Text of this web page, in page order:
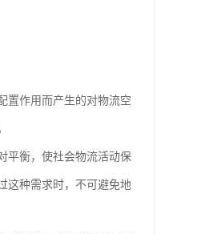
作用而产生的对物流空
平衡，使社会物流活动保
这种需求时，不可避免地